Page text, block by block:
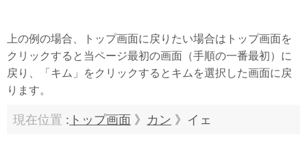
上の例の場合、トップ画面に戻りたい場合はトップ画面を
クリックすると当ページ最初の画面（手順の一番最初）に
戻り、「キム」をクリックするとキムを選択した画面に戻
ります。
現在位置 : トップ画面 》 カン 》イェ